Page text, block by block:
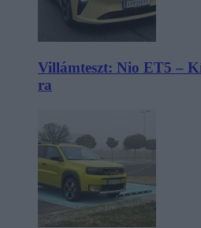
Villámteszt: Nio ET5 –
ra